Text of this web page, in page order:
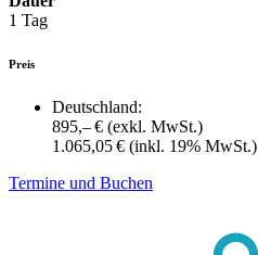
1 Tag
Preis
Deutschland:
895,– € (exkl. MwSt.)
1.065,05 € (inkl. 19% MwSt.)
Termine und Buchen